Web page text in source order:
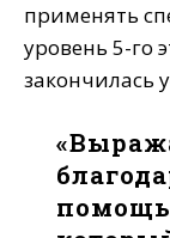
применять
уровень 5-го
закончилась